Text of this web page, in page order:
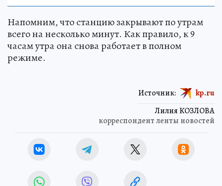
Напомним, что станцию закрывают по утрам
всего на несколько минут. Как правило, к 9
часам утра она снова работает в полном
режиме.
Лилия КОЗЛОВА
корреспондент ленты новостей
Источник: kp.ru